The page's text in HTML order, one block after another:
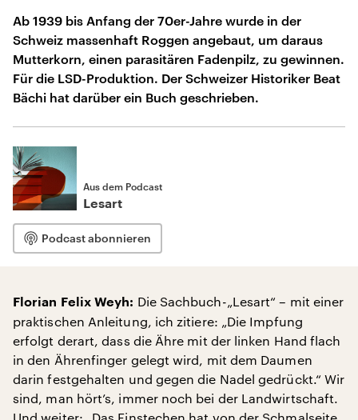
Ab 1939 bis Anfang der 70er-Jahre wurde in der
Schweiz massenhaft Roggen angebaut, um daraus
Mutterkorn, einen parasitären Fadenpilz, zu gewinnen.
Für die LSD-Produktion. Der Schweizer Historiker Beat
Bächi hat darüber ein Buch geschrieben.
Aus dem Podcast
Lesart
Podcast abonnieren
Florian Felix Weyh: Die Sachbuch-„Lesart“ – mit einer
praktischen Anleitung, ich zitiere: „Die Impfung
erfolgt derart, dass die Ähre mit der linken Hand flach
in den Ährenfinger gelegt wird, mit dem Daumen
darin festgehalten und gegen die Nadel gedrückt.“ Wir
sind, man hört’s, immer noch bei der Landwirtschaft.